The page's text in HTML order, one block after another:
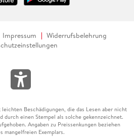
Impressum
Widerrufsbelehrung
Beschädigungen, die das Lesen aber nicht
durch einen Stempel als solche gekennzeichnet.
Angaben zu Preissenkungen beziehen
mangelfreien Exemplars.